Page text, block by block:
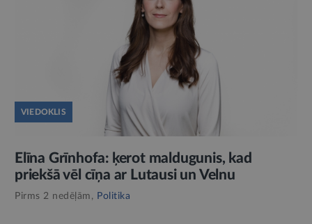
VIEDOKLIS
Elīna Grīnhofa: ķerot maldugunis, kad
priekšā vēl cīņa ar Lutausi un Velnu
Pirms 2 nedēļām, Politika